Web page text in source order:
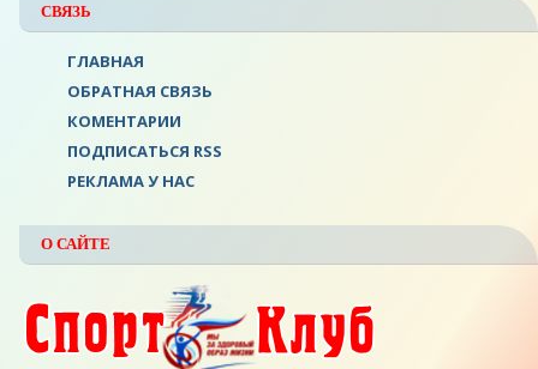
СВЯЗЬ
ГЛАВНАЯ
ОБРАТНАЯ СВЯЗЬ
КОМЕНТАРИИ
ПОДПИСАТЬСЯ RSS
РЕКЛАМА У НАС
О САЙТЕ